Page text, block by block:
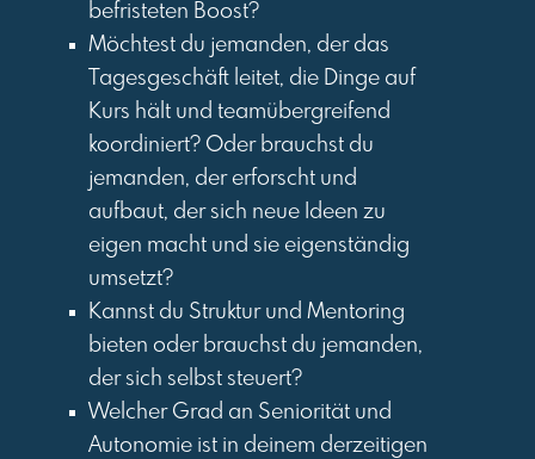
befristeten Boost?
Möchtest du jemanden, der das
Tagesgeschäft leitet, die Dinge auf
Kurs hält und teamübergreifend
koordiniert? Oder brauchst du
jemanden, der erforscht und
aufbaut, der sich neue Ideen zu
eigen macht und sie eigenständig
umsetzt?
Kannst du Struktur und Mentoring
bieten oder brauchst du jemanden,
der sich selbst steuert?
Welcher Grad an Seniorität und
Autonomie ist in deinem derzeitigen